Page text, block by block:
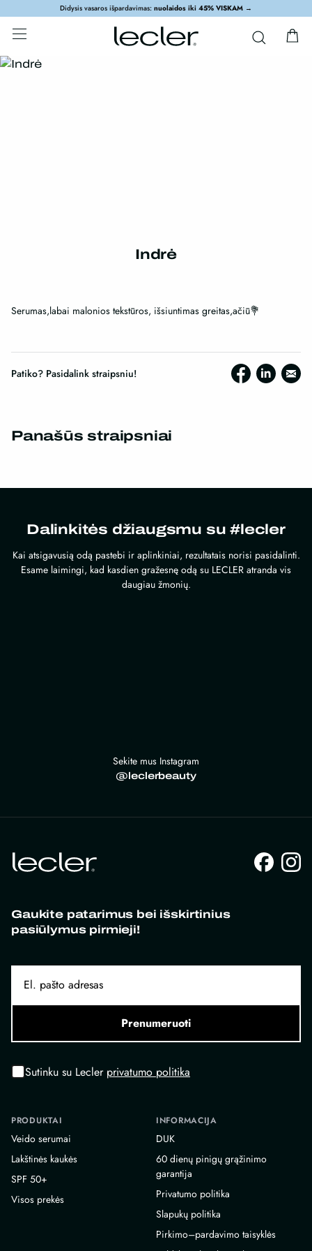
Didysis vasaros išpardavimas: nuolaidos iki 45% VISKAM →
Indrė
Serumas,labai malonios tekstūros, išsiuntimas greitas,ačiū💐
Patiko? Pasidalink straipsniu!
Panašūs straipsniai
Dalinkitės džiaugsmu su #lecler
Kai atsigavusią odą pastebi ir aplinkiniai, rezultatais norisi pasidalinti.
Esame laimingi, kad kasdien gražesnę odą su LECLER atranda vis
daugiau žmonių.
Sekite mus Instagram
@leclerbeauty
Gaukite patarimus bei išskirtinius
pasiūlymus pirmieji!
Prenumeruoti
Sutinku su Lecler privatumo politika
PRODUKTAI
Veido serumai
Lakštinės kaukės
SPF 50+
Visos prekės
INFORMACIJA
DUK
60 dienų pinigų grąžinimo
garantija
Privatumo politika
Slapukų politika
Pirkimo–pardavimo taisyklės